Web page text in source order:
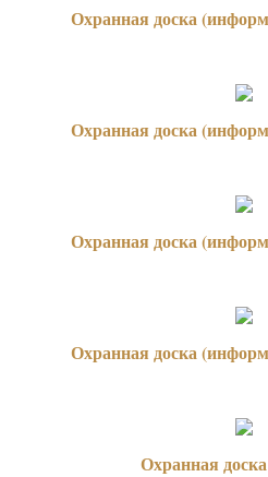
Охранная доска
Охранная доска
Охранная доска
Охранная доска
Охранная